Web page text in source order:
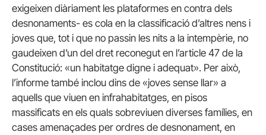
exigeixen diàriament les plataformes en contra dels
desnonaments- es cola en la classificació d’altres nens i
joves que, tot i que no passin les nits a la intempèrie, no
gaudeixen d’un del dret reconegut en l’article 47 de la
Constitució: «un habitatge digne i adequat». Per això,
l’informe també inclou dins de «joves sense llar» a
aquells que viuen en infrahabitatges, en pisos
massificats en els quals sobreviuen diverses famílies, en
cases amenaçades per ordres de desnonament, en